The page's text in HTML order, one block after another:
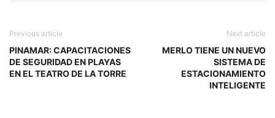
Previous article
PINAMAR: CAPACITACIONES
DE SEGURIDAD EN PLAYAS
EN EL TEATRO DE LA TORRE
Next article
MERLO TIENE UN NUEVO
SISTEMA DE
ESTACIONAMIENTO
INTELIGENTE